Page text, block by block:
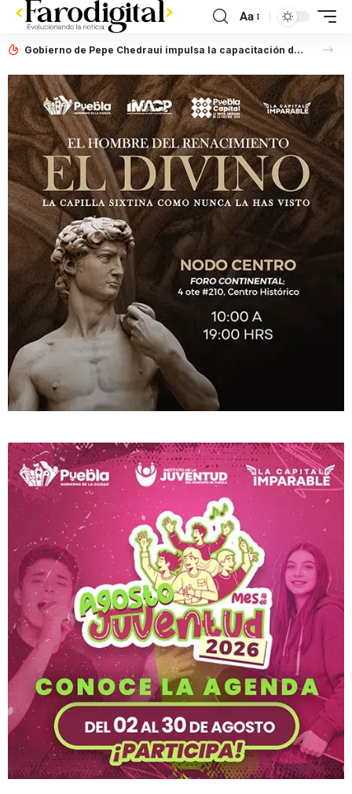
Aa
Gobierno de Pepe Chedraui impulsa la capacitación de personas servidoras públicas en lenguaje incluyente